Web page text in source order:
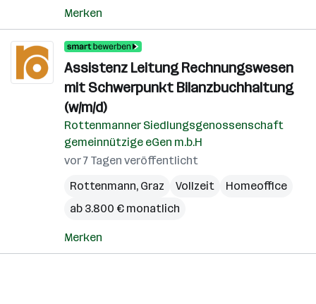
Merken
Assistenz Leitung Rechnungswesen
mit Schwerpunkt Bilanzbuchhaltung
(w/m/d)
Rottenmanner Siedlungsgenossenschaft
gemeinnützige eGen m.b.H
vor 7 Tagen veröffentlicht
Rottenmann, Graz Vollzeit
Homeoffice
ab 3.800 € monatlich
Merken